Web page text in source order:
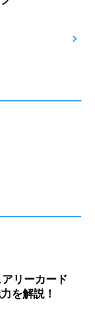
リーカード
を解説！